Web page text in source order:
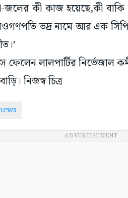
জলের কী কাজ হয়েছে,কী
ভদ্র নামে আর এক
ফেলেন লালপার্টির নির্ভেজাল
নিজস্ব চিত্র
ADVERTISEMENT